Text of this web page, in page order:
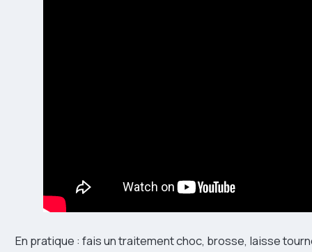
En pratique : fais un traitement choc, brosse, laisse